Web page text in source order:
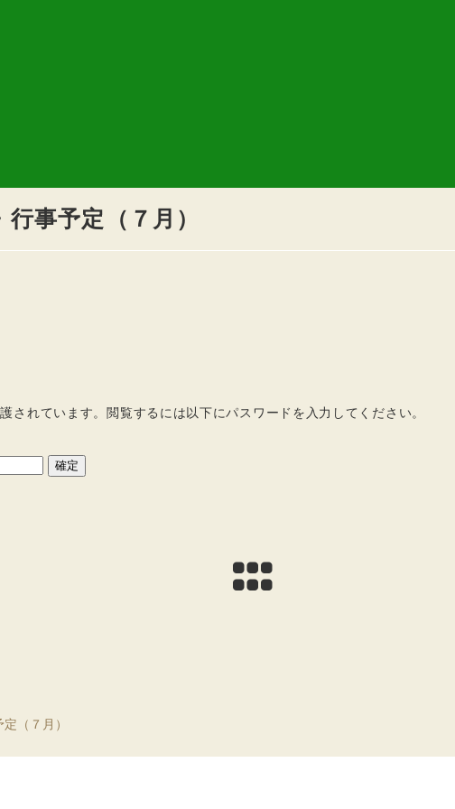
事予定（７月）
されています。閲覧するには以下にパスワードを入力してください。
（７月）